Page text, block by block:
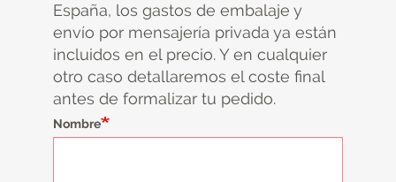
España, los gastos de embalaje y
envío por mensajería privada ya están
incluidos en el precio. Y en cualquier
otro caso detallaremos el coste final
antes de formalizar tu pedido.
Nombre